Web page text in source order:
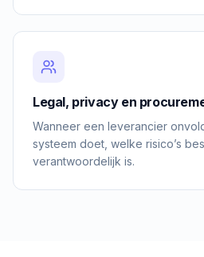
Legal, privacy en
Wanneer een leverancier
systeem doet, welke risico’s
verantwoordelijk is.